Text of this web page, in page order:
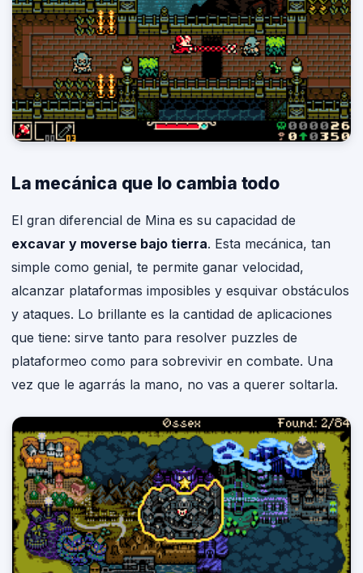
La mecánica que lo cambia todo
El gran diferencial de Mina es su capacidad de
excavar y moverse bajo tierra. Esta mecánica, tan
simple como genial, te permite ganar velocidad,
alcanzar plataformas imposibles y esquivar obstáculos
y ataques. Lo brillante es la cantidad de aplicaciones
que tiene: sirve tanto para resolver puzzles de
plataformeo como para sobrevivir en combate. Una
vez que le agarrás la mano, no vas a querer soltarla.